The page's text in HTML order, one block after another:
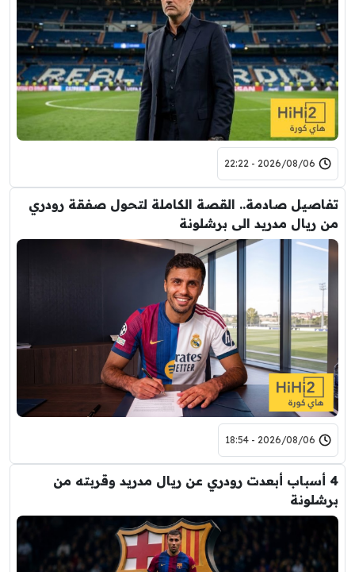
2026/08/06 - 22:22
تفاصيل صادمة.. القصة الكاملة لتحول صفقة رودري
من ريال مدريد الى برشلونة
2026/08/06 - 18:54
4 أسباب أبعدت رودري عن ريال مدريد وقربته من
برشلونة